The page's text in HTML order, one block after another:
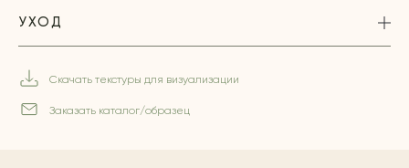
УХОД
Скачать текстуры для визуализации
Заказать каталог/образец